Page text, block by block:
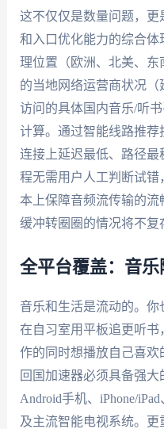
这不仅仅是数量问题，
和入口优化能力的综合
理位置（欧洲、北美、东
的当地网络运营商状况
访问的具体国内音乐/听
计算。通过智能线路推
连接上延迟最低、路径
程无需用户人工判断试
本上保障音频流传输的流
缓冲转圈圈的情况将不复
全平台覆盖：音
音乐和生活是流动的。你
在自习室用平板追更听
作的同时想播放自己喜
回国加速器必须具备强
Android手机、iPhone/
及主流智能电视系统。